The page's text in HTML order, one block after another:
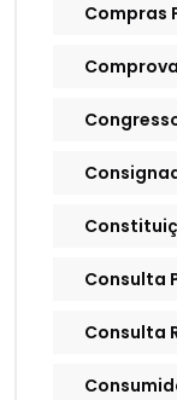
Compras
Consulta
Consulta